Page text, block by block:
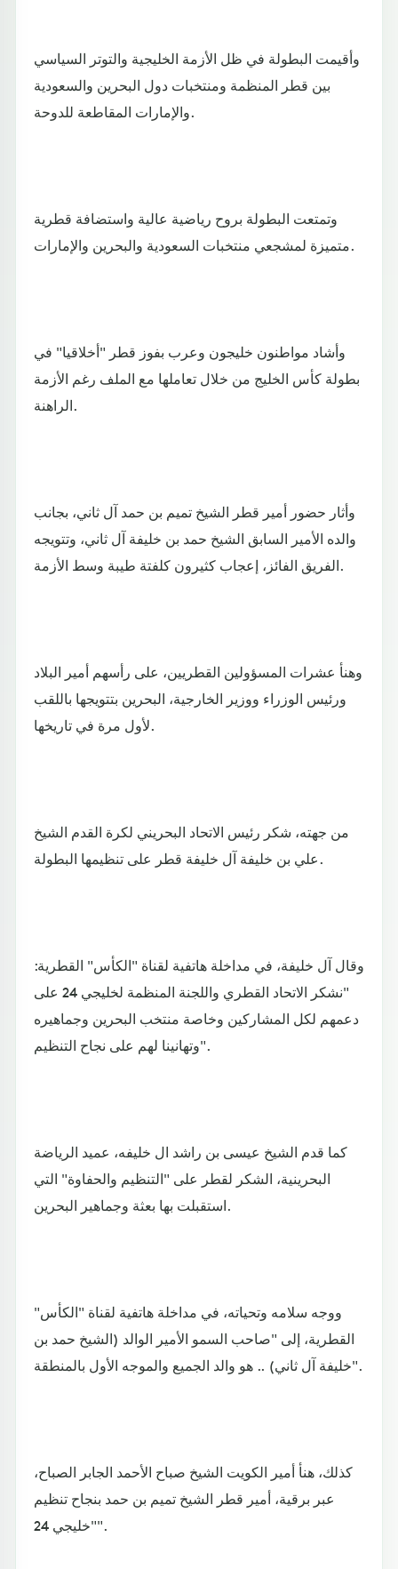
وأقيمت البطولة في ظل الأزمة الخليجية والتوتر السياسي
بين قطر المنظمة ومنتخبات دول البحرين والسعودية
والإمارات المقاطعة للدوحة.
وتمتعت البطولة بروح رياضية عالية واستضافة قطرية
متميزة لمشجعي منتخبات السعودية والبحرين والإمارات.
وأشاد مواطنون خليجون وعرب بفوز قطر "أخلاقيا" في
بطولة كأس الخليج من خلال تعاملها مع الملف رغم الأزمة
الراهنة.
وأثار حضور أمير قطر الشيخ تميم بن حمد آل ثاني، بجانب
والده الأمير السابق الشيخ حمد بن خليفة آل ثاني، وتتويجه
الفريق الفائز، إعجاب كثيرون كلفتة طيبة وسط الأزمة.
وهنأ عشرات المسؤولين القطريين، على رأسهم أمير البلاد
ورئيس الوزراء ووزير الخارجية، البحرين بتتويجها باللقب
لأول مرة في تاريخها.
من جهته، شكر رئيس الاتحاد البحريني لكرة القدم الشيخ
علي بن خليفة آل خليفة قطر على تنظيمها البطولة.
وقال آل خليفة، في مداخلة هاتفية لقناة "الكأس" القطرية:
"نشكر الاتحاد القطري واللجنة المنظمة لخليجي 24 على
دعمهم لكل المشاركين وخاصة منتخب البحرين وجماهيره
وتهانينا لهم على نجاح التنظيم".
كما قدم الشيخ عيسى بن راشد ال خليفه، عميد الرياضة
البحرينية، الشكر لقطر على "التنظيم والحفاوة" التي
استقبلت بها بعثة وجماهير البحرين.
ووجه سلامه وتحياته، في مداخلة هاتفية لقناة "الكأس"
القطرية، إلى "صاحب السمو الأمير الوالد (الشيخ حمد بن
خليفة آل ثاني) .. هو والد الجميع والموجه الأول بالمنطقة".
كذلك، هنأ أمير الكويت الشيخ صباح الأحمد الجابر الصباح،
عبر برقية، أمير قطر الشيخ تميم بن حمد بنجاح تنظيم
"خليجي 24".